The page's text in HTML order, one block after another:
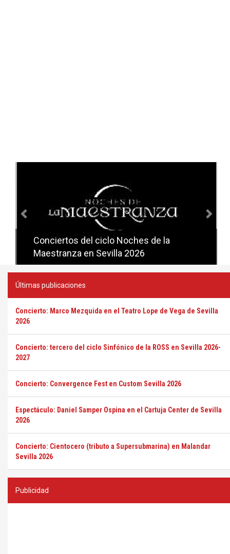
Conciertos del ciclo Noches de la
Maestranza en Sevilla 2026
Conciertos del ciclo Candlelight en
Sevilla
Últimas publicaciones
Concierto: Marco Mezquida en el Teatro Lope de Vega de Sevilla
2026
Concierto: tercero del ciclo Sinfónico de la ROSS en Sevilla 2026-
2027
Concierto: Convergence Fest en Custom Sevilla 2026
Espectáculo: Daniel Samper Ospina en el Cartuja Center de Sevilla
2026
Concierto: Cientocero (tributo a Supersubmarina) en Malandar
Sevilla 2026
Publicidad